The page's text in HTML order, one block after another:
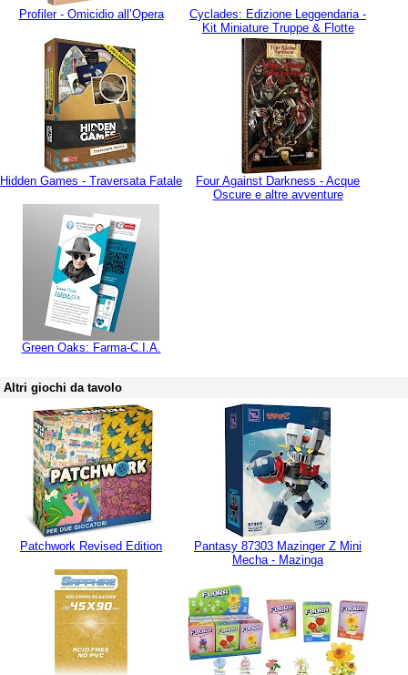
Profiler - Omicidio all’Opera
Cyclades: Edizione Leggendaria -
Kit Miniature Truppe & Flotte
Hidden Games - Traversata Fatale
Four Against Darkness - Acque
Oscure e altre avventure
Green Oaks: Farma-C.I.A.
Altri giochi da tavolo
Patchwork Revised Edition
Pantasy 87303 Mazinger Z Mini
Mecha - Mazinga